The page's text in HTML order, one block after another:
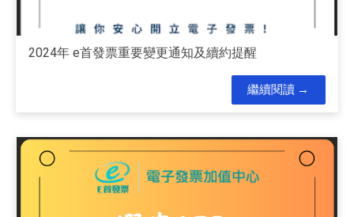
2024年 e首發票重要變更通知及續約提醒
繼續閱讀